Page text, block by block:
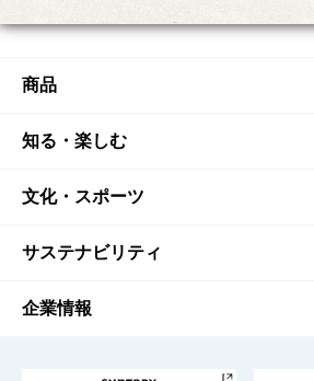
商品
商品TOP
商品一覧
商品発売情報
栄養成分一覧
知る・楽しむ
知る・楽しむTOP
キャンペーン
工場見学
文化・スポーツ
文化・スポーツTOP
サントリーホール
サステナビリティ
サステナビリティTOP
企業情報